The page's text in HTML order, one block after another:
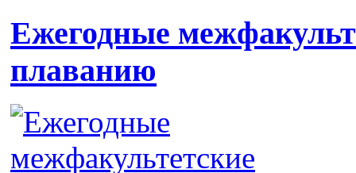
Ежегодные
плаванию